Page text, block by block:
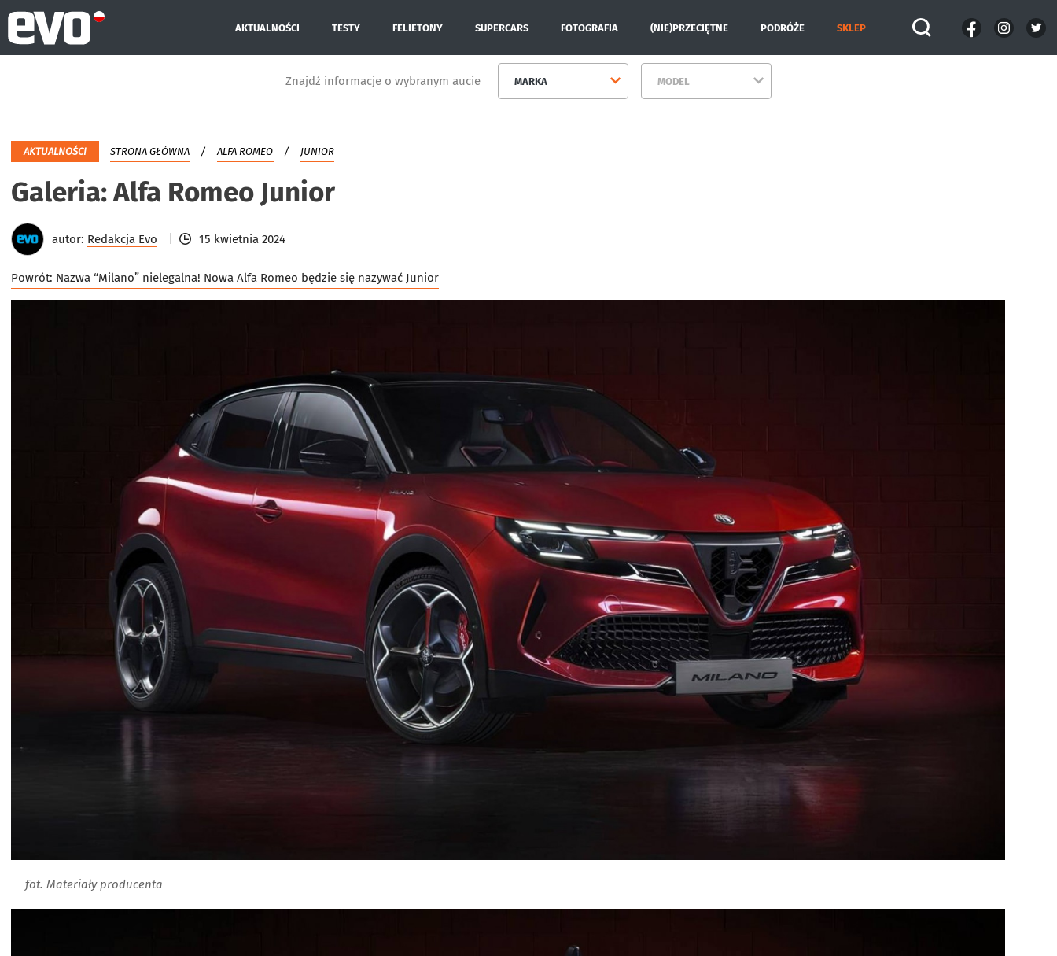
AKTUALNOŚCI TESTY FELIETONY SUPERCARS FOTOGRAFIA (NIE)PRZECIĘTNE PODRÓŻE SKLEP
Znajdź informacje o wybranym aucie MARKA MODEL
AKTUALNOŚCI STRONA GŁÓWNA ALFA ROMEO JUNIOR
Galeria: Alfa Romeo Junior
autor: Redakcja Evo 15 kwietnia 2024
Powrót: Nazwa “Milano” nielegalna! Nowa Alfa Romeo będzie się nazywać Junior
fot. Materiały producenta